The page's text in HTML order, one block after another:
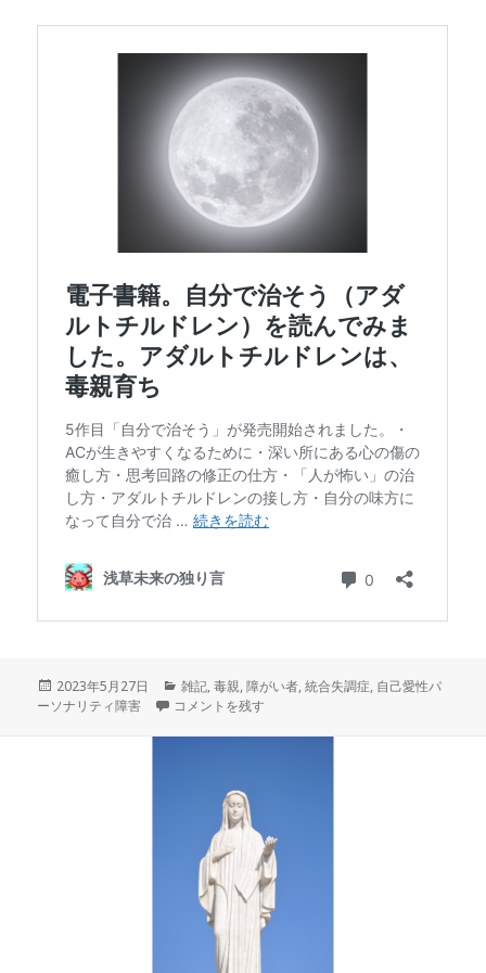
投
稿
2023年5月27日
カ
テ
雑記,毒親,障がい者,統合失調症, 自己愛性パ
ーソナリティ障害
幼児虐待をされて育った子供は、大人になっても後
コメントを残す